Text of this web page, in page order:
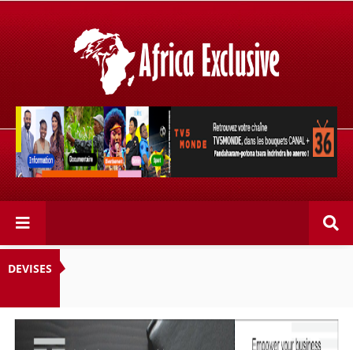
Retrouvez votre chaîne @TV5MONDE, dans les bouquets
CANAL+ 36 . Fandaharam-potoana tsara indrindra ho
anareo!
DEVISES